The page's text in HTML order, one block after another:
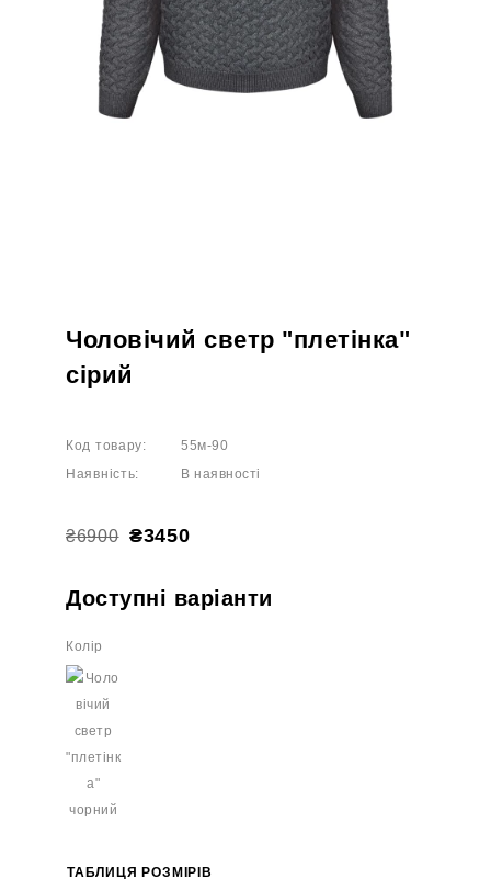
Чоловічий светр "плетінка"
сірий
Код товару:
55м-90
Наявність:
В наявності
₴6900 ₴3450
Доступні варіанти
Колір
ТАБЛИЦЯ РОЗМІРІВ